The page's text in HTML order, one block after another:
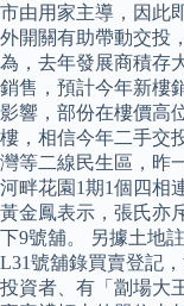
市由用家主導，因此
外開關有助帶動交投
為，去年發展商積存
銷售，預計今年新樓
影響，部份在樓價高
樓，相信今年二手交
灣等二線民生區，昨
河畔花園1期1個四相
黃金鳳表示，張氏亦
下9號舖。 另據土地
L31號舖錄買賣登記
投資者、有「劏場大